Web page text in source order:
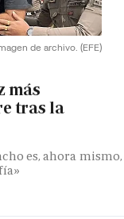
de archivo. (EFE)
más
tras la
es, ahora mismo,